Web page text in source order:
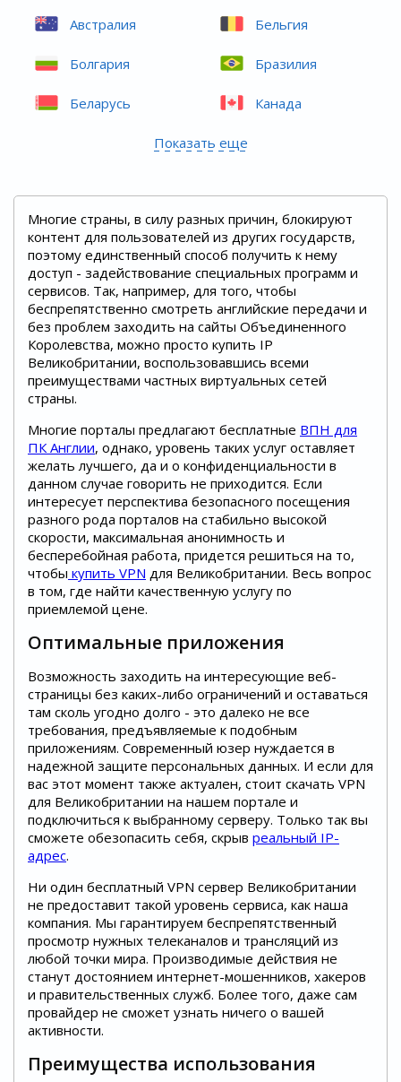
Австралия Бельгия
Болгария Бразилия
Беларусь Канада
Показать еще
Многие страны, в силу разных причин, блокируют
контент для пользователей из других государств,
поэтому единственный способ получить к нему
доступ - задействование специальных программ и
сервисов. Так, например, для того, чтобы
беспрепятственно смотреть английские передачи и
без проблем заходить на сайты Объединенного
Королевства, можно просто купить IP
Великобритании, воспользовавшись всеми
преимуществами частных виртуальных сетей
страны.
Многие порталы предлагают бесплатные ВПН для
ПК Англии, однако, уровень таких услуг оставляет
желать лучшего, да и о конфиденциальности в
данном случае говорить не приходится. Если
интересует перспектива безопасного посещения
разного рода порталов на стабильно высокой
скорости, максимальная анонимность и
бесперебойная работа, придется решиться на то,
чтобы купить VPN для Великобритании. Весь вопрос
в том, где найти качественную услугу по
приемлемой цене.
Оптимальные приложения
Возможность заходить на интересующие веб-
страницы без каких-либо ограничений и оставаться
там сколь угодно долго - это далеко не все
требования, предъявляемые к подобным
приложениям. Современный юзер нуждается в
надежной защите персональных данных. И если для
вас этот момент также актуален, стоит скачать VPN
для Великобритании на нашем портале и
подключиться к выбранному серверу. Только так вы
сможете обезопасить себя, скрыв реальный IP-
адрес.
Ни один бесплатный VPN сервер Великобритании
не предоставит такой уровень сервиса, как наша
компания. Мы гарантируем беспрепятственный
просмотр нужных телеканалов и трансляций из
любой точки мира. Производимые действия не
станут достоянием интернет-мошенников, хакеров
и правительственных служб. Более того, даже сам
провайдер не сможет узнать ничего о вашей
активности.
Преимущества использования